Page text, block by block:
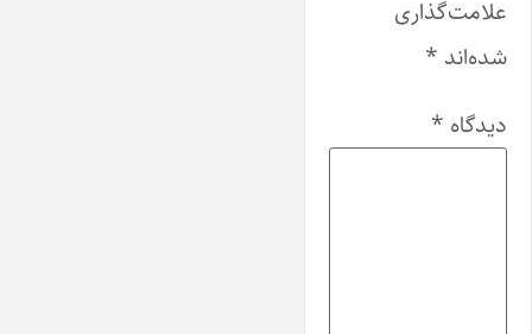
علامت‌گذاری
شده‌اند *
دیدگاه *